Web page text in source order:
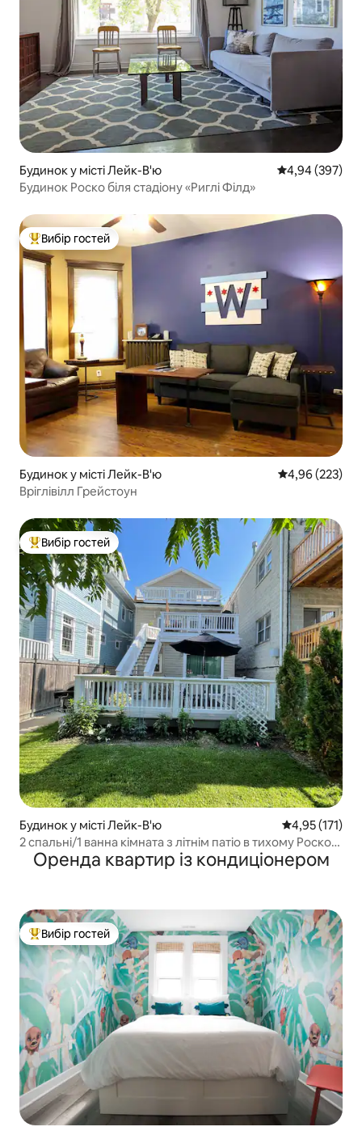
Будинок у місті Лейк-В'ю Середня
4,94 (397)
Будинок Роско біля стадіону «Риглі Філд»
Топ вибір гостей
Вибір гостей
Будинок у місті Лейк-В'ю Середня
4,96 (223)
Вріглівілл Грейстоун
Топ вибір гостей
Вибір гостей
Будинок у місті Лейк-В'ю Середня
4,95 (171)
2 спальні/1 ванна кімната з літнім патіо в тихому Роско-
Вілледжі
Оренда квартир із кондиціонером
Топ вибір гостей
Вибір гостей